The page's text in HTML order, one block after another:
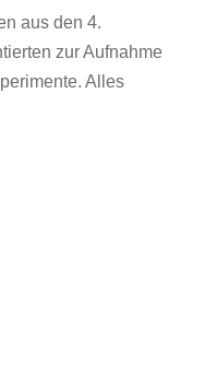
aus den 4.
zur Aufnahme
Alles